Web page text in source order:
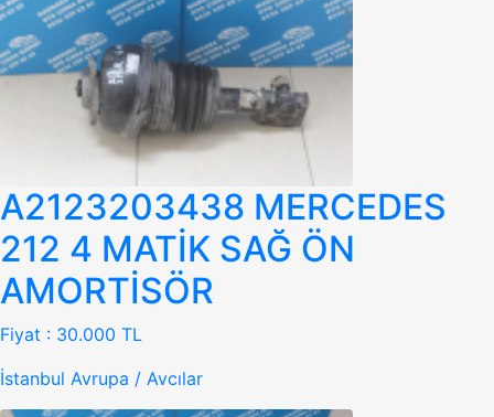
A2123203438 MERCEDES
212 4 MATİK SAĞ ÖN
AMORTİSÖR
Fiyat : 30.000 TL
İstanbul Avrupa / Avcılar